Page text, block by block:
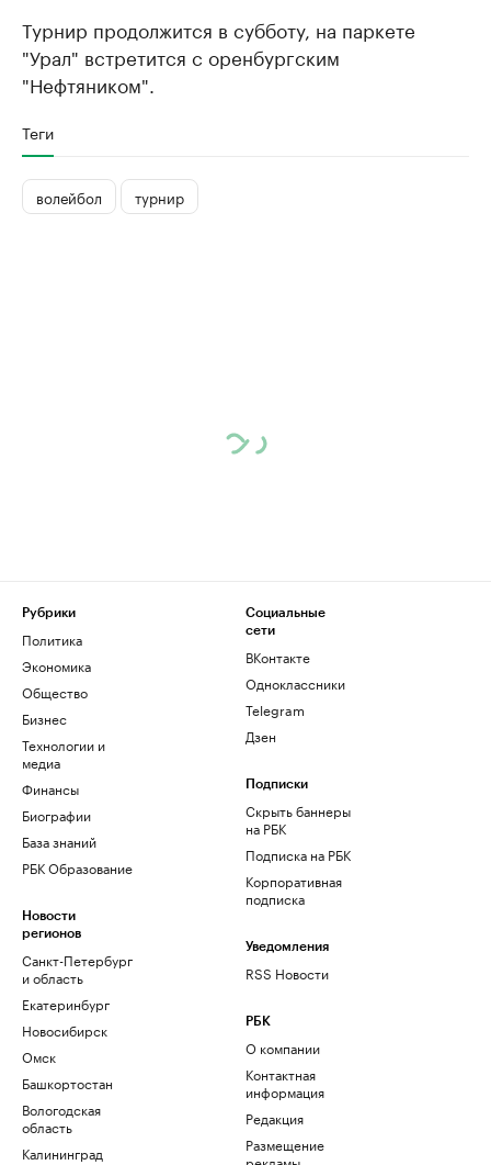
Турнир продолжится в субботу, на паркете
"Урал" встретится с оренбургским
"Нефтяником".
Теги
волейбол турнир
Рубрики
Политика
Экономика
Общество
Бизнес
Технологии и
медиа
Финансы
Биографии
База знаний
РБК Образование
Новости
регионов
Санкт-Петербург
и область
Екатеринбург
Новосибирск
Омск
Башкортостан
Вологодская
область
Калининград
Социальные
сети
ВКонтакте
Одноклассники
Telegram
Дзен
Подписки
Скрыть баннеры
на РБК
Подписка на РБК
Корпоративная
подписка
Уведомления
RSS Новости
РБК
О компании
Контактная
информация
Редакция
Размещение